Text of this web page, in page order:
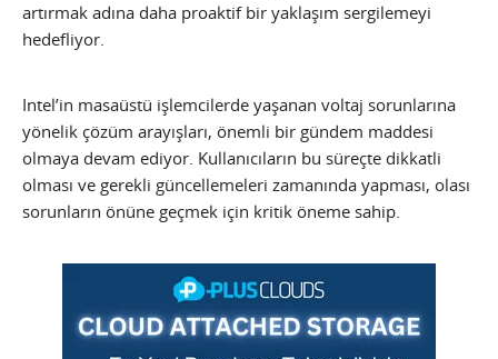
artırmak adına daha proaktif bir yaklaşım sergilemeyi
hedefliyor.
Intel’in masaüstü işlemcilerde yaşanan voltaj sorunlarına
yönelik çözüm arayışları, önemli bir gündem maddesi
olmaya devam ediyor. Kullanıcıların bu süreçte dikkatli
olması ve gerekli güncellemeleri zamanında yapması, olası
sorunların önüne geçmek için kritik öneme sahip.